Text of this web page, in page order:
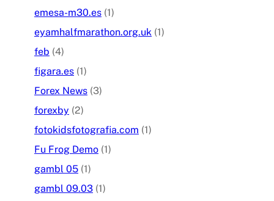
emesa-m30.es (1)
eyamhalfmarathon.org.uk (1)
feb (4)
figara.es (1)
Forex News (3)
forexby (2)
fotokidsfotografia.com (1)
Fu Frog Demo (1)
gambl 05 (1)
gambl 09.03 (1)